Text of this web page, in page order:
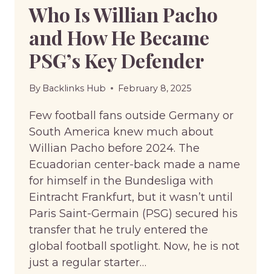
Who Is Willian Pacho
and How He Became
PSG’s Key Defender
By Backlinks Hub February 8, 2025
Few football fans outside Germany or
South America knew much about
Willian Pacho before 2024. The
Ecuadorian center-back made a name
for himself in the Bundesliga with
Eintracht Frankfurt, but it wasn’t until
Paris Saint-Germain (PSG) secured his
transfer that he truly entered the
global football spotlight. Now, he is not
just a regular starter…